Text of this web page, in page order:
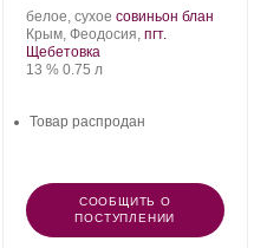
Производитель:
АО
«Золотое
поле».
белое, сухое .
Сорт
совиньон блан.
Регион:
Крым, Феодосия, пгт.
Щебетовка
Крепость
13 %. Объем
0.75 л
Товар распродан
СООБЩИТЬ О
ПОСТУПЛЕНИИ